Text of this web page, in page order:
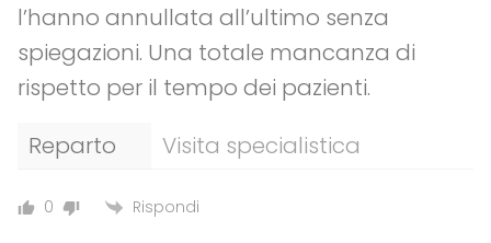
l’hanno annullata all’ultimo senza
spiegazioni. Una totale mancanza di
rispetto per il tempo dei pazienti.
Reparto
Visita specialistica
0 Rispondi